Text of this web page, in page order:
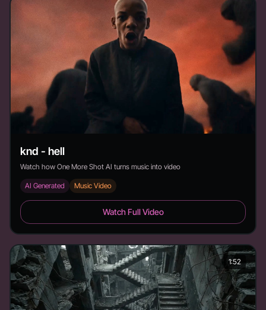
knd - hell
Watch how One More Shot AI turns music into video
AI Generated Music Video
knd - hell - Duration:Watch Full Video
1:52